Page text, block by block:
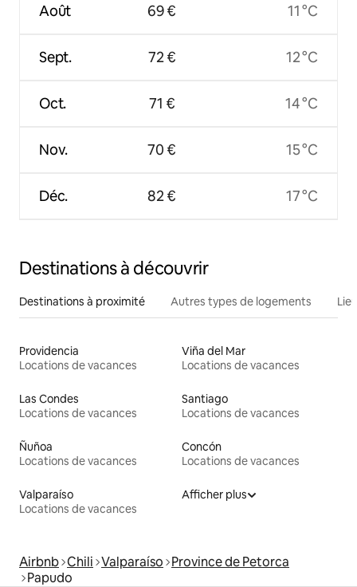
Août
Sept.
Oct.
Nov.
Déc.
69 €
72 €
71 €
70 €
82 €
11 °C
12 °C
14 °C
15 °C
17 °C
Destinations à découvrir
Destinations à proximité Autres types de logements
Providencia
Locations de vacances
Viña del Mar
Locations de vacances
Las Condes
Locations de vacances
Santiago
Locations de vacances
Ñuñoa
Locations de vacances
Concón
Locations de vacances
Valparaíso
Locations de vacances
Afficher plus
Airbnb Chili Valparaíso Province de Petorca
Papudo